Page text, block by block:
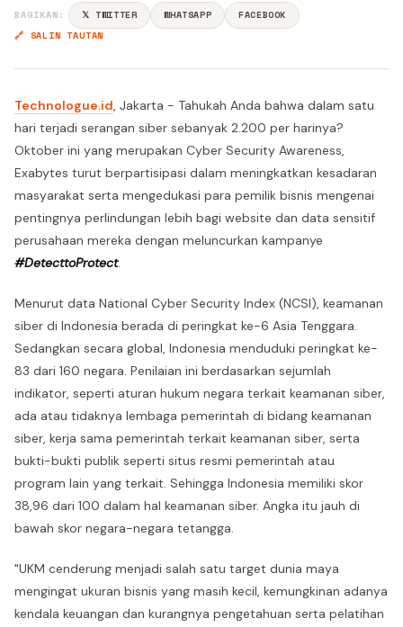
BAGIKAN: 𝕏 TWITTER WHATSAPP
FACEBOOK
🔗 SALIN TAUTAN
Technologue.id, Jakarta - Tahukah Anda bahwa dalam satu
hari terjadi serangan siber sebanyak 2.200 per harinya?
Oktober ini yang merupakan Cyber Security Awareness,
Exabytes turut berpartisipasi dalam meningkatkan kesadaran
masyarakat serta mengedukasi para pemilik bisnis mengenai
pentingnya perlindungan lebih bagi website dan data sensitif
perusahaan mereka dengan meluncurkan kampanye
#DetecttoProtect.
Menurut data National Cyber Security Index (NCSI), keamanan
siber di Indonesia berada di peringkat ke-6 Asia Tenggara.
Sedangkan secara global, Indonesia menduduki peringkat ke-
83 dari 160 negara. Penilaian ini berdasarkan sejumlah
indikator, seperti aturan hukum negara terkait keamanan siber,
ada atau tidaknya lembaga pemerintah di bidang keamanan
siber, kerja sama pemerintah terkait keamanan siber, serta
bukti-bukti publik seperti situs resmi pemerintah atau
program lain yang terkait. Sehingga Indonesia memiliki skor
38,96 dari 100 dalam hal keamanan siber. Angka itu jauh di
bawah skor negara-negara tetangga.
"UKM cenderung menjadi salah satu target dunia maya
mengingat ukuran bisnis yang masih kecil, kemungkinan adanya
kendala keuangan dan kurangnya pengetahuan serta pelatihan